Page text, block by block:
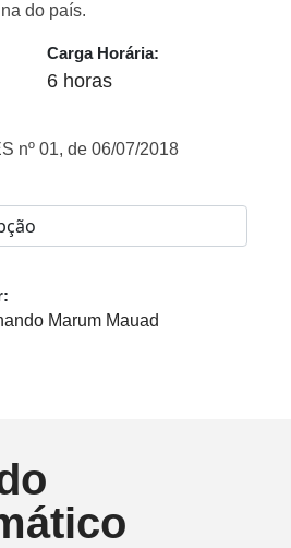
do país.
Carga Horária:
6 horas
nº 01, de 06/07/2018
Marum Mauad